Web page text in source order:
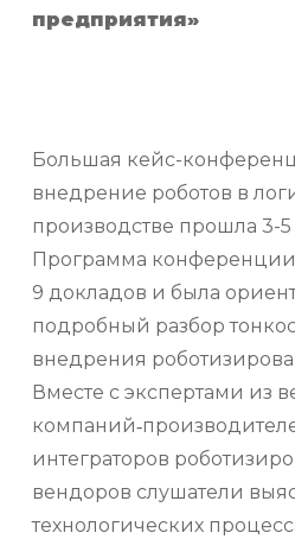
предприятия»
Большая кейс-
внедрение роботов в
производстве прошла 3-
Программа
9 докладов и была
подробный разбор
внедрения
Вместе с экспертами из
интеграторов
вендоров слушатели
технологических